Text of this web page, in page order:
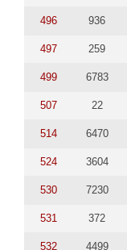
496 936
497 259
499 6783
507 22
514 6470
524 3604
530 7230
531 372
532 4499